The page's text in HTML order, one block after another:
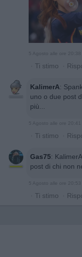
5 Agosto alle ore 20:38
· Ti stimo ·
KalimerA:
uno o due post
più...
5 Agosto alle ore 20:41
· Ti stimo ·
Gas75:
post di chi non
5 Agosto alle ore 20:53
· Ti stimo ·